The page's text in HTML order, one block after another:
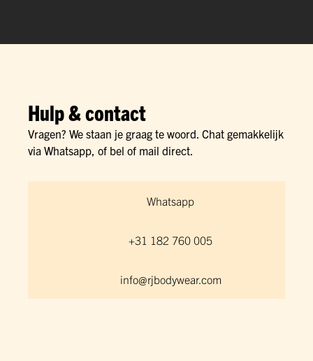
Hulp & contact
Vragen? We staan je graag te woord. Chat gemakkelijk
via Whatsapp, of bel of mail direct.
Whatsapp
+31 182 760 005
info@rjbodywear.com